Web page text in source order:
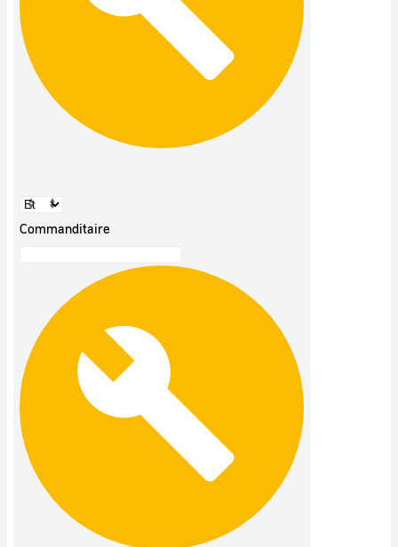
Commanditaire